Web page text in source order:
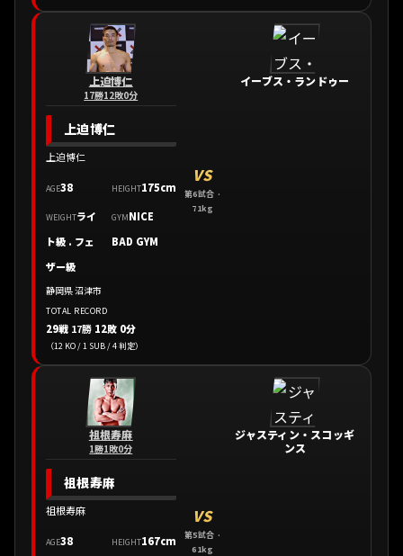
上迫博仁
17勝12敗0分
上迫博仁
上迫博仁
AGE38 HEIGHT175cm
WEIGHTライ
ト級 . フェ
ザー級
GYMNICE
BAD GYM
静岡県 沼津市
TOTAL RECORD
29戦 17勝 12敗 0分
（12 KO / 1 SUB / 4 判定）
VS
第6試合 ·
71kg
イーブス・ランドゥー
祖根寿麻
1勝1敗0分
祖根寿麻
祖根寿麻
AGE38 HEIGHT167cm
VS
第5試合 ·
61kg
ジャスティン・スコッギ
ンス